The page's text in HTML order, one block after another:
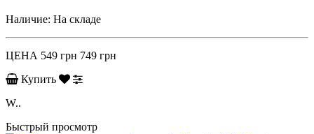
Наличие: На складе
ЦЕНА 549 грн 749 грн
Купить
W..
Быстрый просмотр